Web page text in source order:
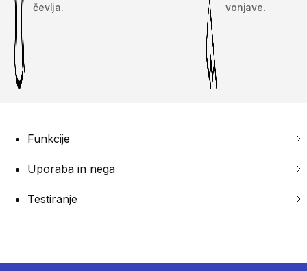
čevlja.
vonjave.
Funkcije
Uporaba in nega
Testiranje